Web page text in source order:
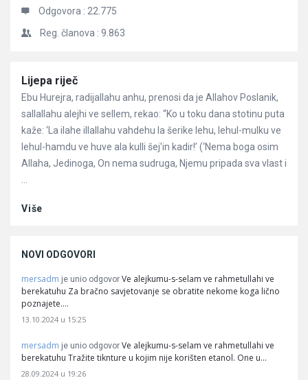
Odgovora : 22.775
Reg. članova : 9.863
Članci
Lijepa riječ
Ebu Hurejra, radijallahu anhu, prenosi da je Allahov Poslanik,
sallallahu alejhi ve sellem, rekao: “Ko u toku dana stotinu puta
kaže: ‘La ilahe illallahu vahdehu la šerike lehu, lehul-mulku ve
lehul-hamdu ve huve ala kulli šej'in kadir!’ (‘Nema boga osim
Allaha, Jedinoga, On nema sudruga, Njemu pripada sva vlast i
Više
NOVI ODGOVORI
mersadm je unio odgovor Ve alejkumu-s-selam ve rahmetullahi ve
berekatuhu Za bračno savjetovanje se obratite nekome koga lično
poznajete.…
13.10.2024 u 15:25
mersadm je unio odgovor Ve alejkumu-s-selam ve rahmetullahi ve
berekatuhu Tražite tiknture u kojim nije korišten etanol. One u…
28.09.2024 u 19:26